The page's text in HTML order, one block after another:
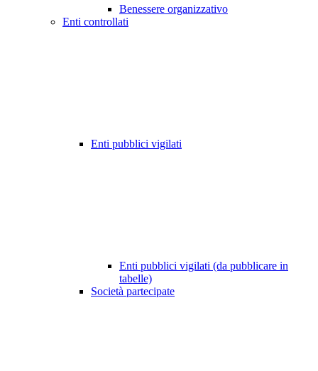
Benessere organizzativo
Enti controllati
Enti pubblici vigilati
Enti pubblici vigilati (da pubblicare in
tabelle)
Società partecipate